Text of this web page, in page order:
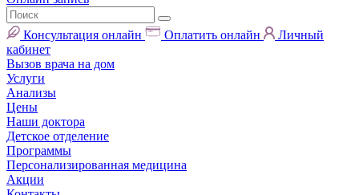
Консультация онлайн Оплатить онлайн
Личный
кабинет
Вызов врача на дом
Услуги
Анализы
Цены
Наши доктора
Детское отделение
Программы
Персонализированная медицина
Акции